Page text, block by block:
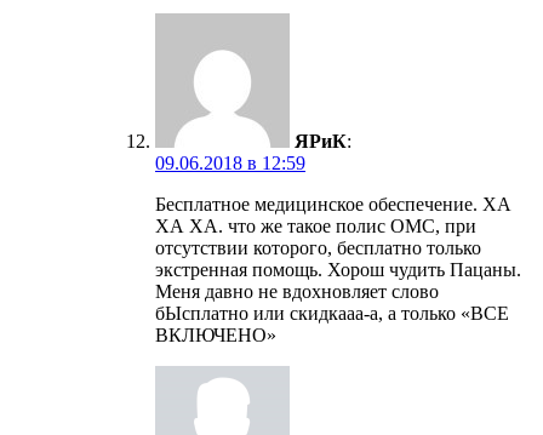
ЯРиК:
09.06.2018 в 12:59
Бесплатное медицинское обеспечение. ХА
ХА ХА. что же такое полис ОМС, при
отсутствии которого, бесплатно только
экстренная помощь. Хорош чудить Пацаны.
Меня давно не вдохновляет слово
бЫсплатно или скидкааа-а, а только «ВСЕ
ВКЛЮЧЕНО»